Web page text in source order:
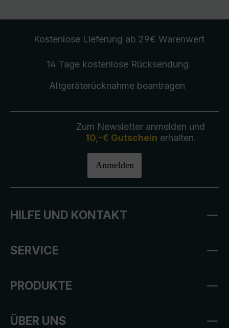
Kostenlose Lieferung ab 29€ Warenwert
14 Tage kostenlose Rücksendung.
Altgeräterücknahmebeantragen
Zum Newsletter anmelden und
10,-€ Gutschein erhalten.
Anmelden
HILFE UND KONTAKT
SERVICE
PRODUKTE
ÜBER UNS